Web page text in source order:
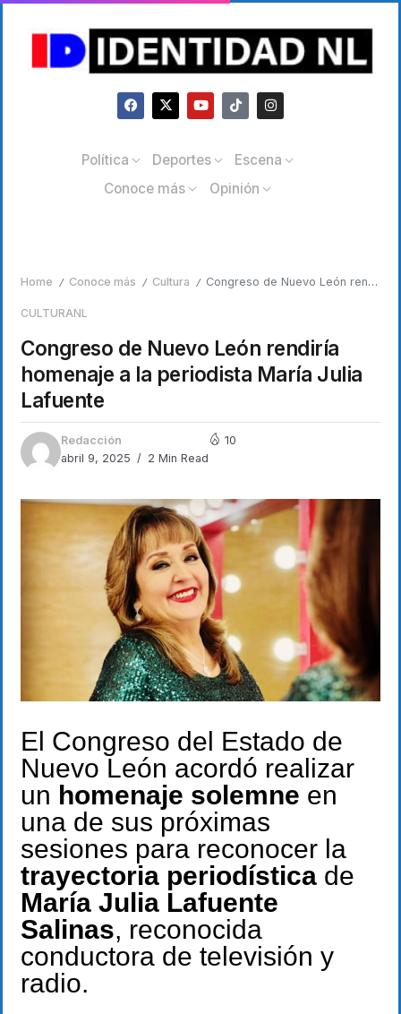
Política Deportes
Escena
Conoce más
Opinión
Home / Conoce más / Cultura / Congreso de Nuevo León rendiría homenaje a la periodista María Julia Lafuente
CULTURANL
Congreso de Nuevo León rendiría
homenaje a la periodista María Julia
Lafuente
Redacción
abril 9, 2025
2 Min Read
10
El Congreso del Estado de
Nuevo León acordó realizar
un homenaje solemne en
una de sus próximas
sesiones para reconocer la
trayectoria periodística de
María Julia Lafuente
Salinas, reconocida
conductora de televisión y
radio.